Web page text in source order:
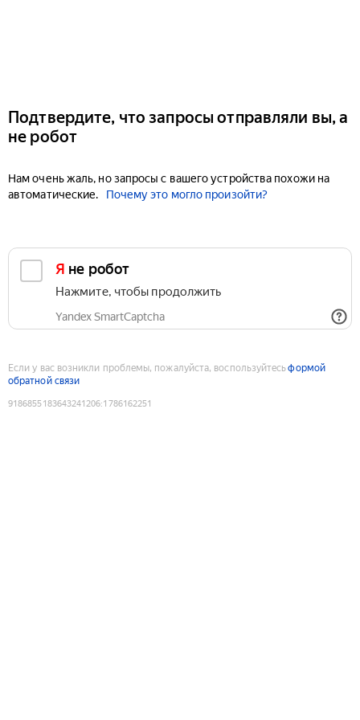
Подтвердите, что запросы отправляли вы, а
не робот
Нам очень жаль, но запросы с вашего устройства похожи на
автоматические.
Почему это могло произойти?
Я не робот
Нажмите, чтобы продолжить
Yandex SmartCaptcha
Если у вас возникли проблемы, пожалуйста, воспользуйтесьформой
обратной связи
9186855183643241206:1786162251